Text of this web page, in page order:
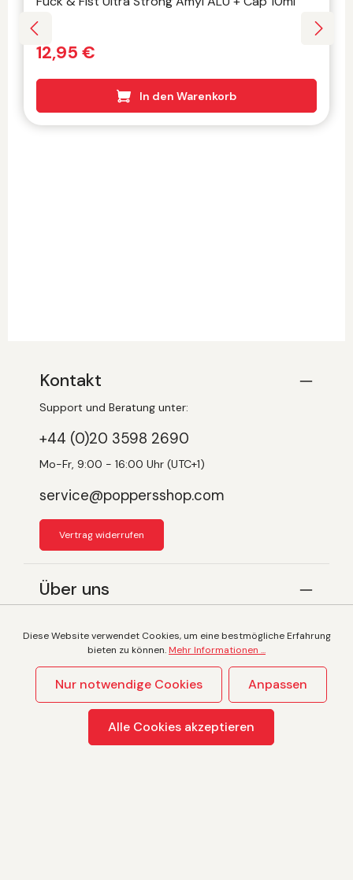
12,95 €
In den Warenkorb
Kontakt
Support und Beratung unter:
+44 (0)20 3598 2690
Mo-Fr, 9:00 - 16:00 Uhr (UTC+1)
service@poppersshop.com
Vertrag widerrufen
Über uns
Service
Alle Preise inkl. gesetzl. Mehrwertsteuer zzgl.
Versandkostenund ggf. Nachnahmegebühren, wenn nicht
anders angegeben.
Diese Website verwendet Cookies, um eine bestmögliche Erfahrung
bieten zu können. Mehr Informationen ...
Nur notwendige Cookies Anpassen
Alle Cookies akzeptieren